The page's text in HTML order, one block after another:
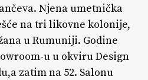
Njena umetnička
na tri likovne kolonije,
u Rumuniji. Godine
u u okviru Design
zatim na 52. Salonu